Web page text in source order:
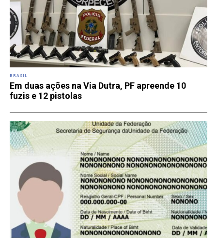
BRASIL
Em duas ações na Via Dutra, PF apreende 10
fuzis e 12 pistolas